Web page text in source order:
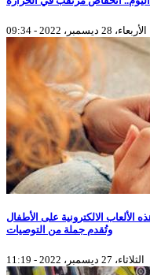
الأربعاء، 28 ديسمبر، 2022 - 09:34
الألعاب الالكترونية على الأطفال
وتُقدم جملة من التوصيات
الثلاثاء، 27 ديسمبر، 2022 - 11:19